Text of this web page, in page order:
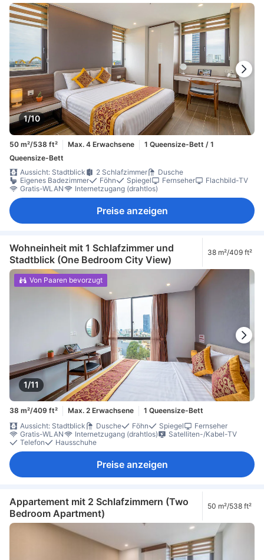
1/10
50 m²/538 ft² Max. 4 Erwachsene
1 Queensize-Bett / 1
Queensize-Bett
Aussicht: Stadtblick
2 Schlafzimmer
Dusche
Eigenes Badezimmer
Föhn Spiegel Fernseher
Flachbild-TV
Gratis-WLAN
Internetzugang (drahtlos)
Preise anzeigen
Wohneinheit mit 1 Schlafzimmer und
Stadtblick (One Bedroom City View)
38 m²/409 ft²
1/11
Von Paaren bevorzugt
38 m²/409 ft² Max. 2 Erwachsene
1 Queensize-Bett
Aussicht: Stadtblick
Dusche Föhn Spiegel
Fernseher
Gratis-WLAN
Internetzugang (drahtlos)
Satelliten-/Kabel-TV
Telefon
Hausschuhe
Preise anzeigen
Appartement mit 2 Schlafzimmern (Two
Bedroom Apartment)
50 m²/538 ft²